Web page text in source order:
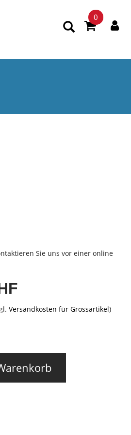
0
Sie uns vor einer online
Versandkosten für Grossartikel)